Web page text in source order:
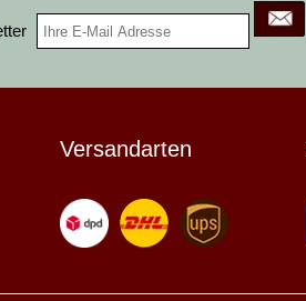
Versandarten